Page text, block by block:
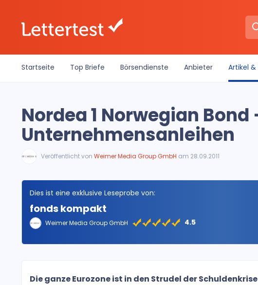
Startseite Top Briefe Börsendienste Anbieter Artikel &
Nordea 1 Norwegian
Unternehmensanleihen
Veröffentlicht von Weimer Media Group GmbH am 28.09.2011
Dies ist eine exklusive Leseprobe von:
fonds kompakt
Weimer Media Group GmbH 4.5
Die ganze Eurozone ist in den Strudel der